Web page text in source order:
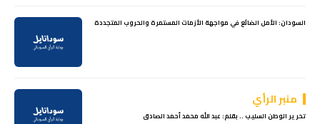
السودان: الأمل الضائع في مواجهة الأزمات المستمرة والحروب المتجددة
منبر الرأي
تحرير الوطن السليب .. بقلم: عبد الله محمد أحمد الصادق